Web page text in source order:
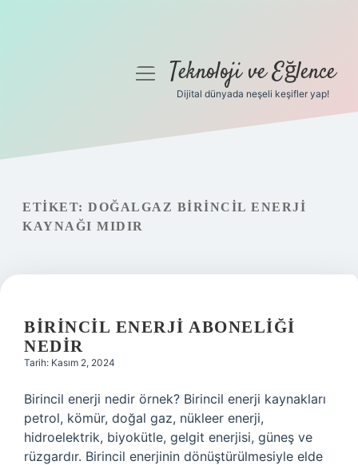
Gizlilik Politikası
Hakkımızda
menüyüTeknoloji ve Eğlence
Dijital dünyada neşeli keşifler yap!
ETIKET: DOĞALGAZ BIRINCIL ENERJI
KAYNAĞI MIDIR
BIRINCIL ENERJI ABONELIĞI
NEDIR
Tarih: Kasım 2, 2024
Birincil enerji nedir örnek? Birincil enerji kaynakları
petrol, kömür, doğal gaz, nükleer enerji,
hidroelektrik, biyokütle, gelgit enerjisi, güneş ve
rüzgardır. Birincil enerjinin dönüştürülmesiyle elde